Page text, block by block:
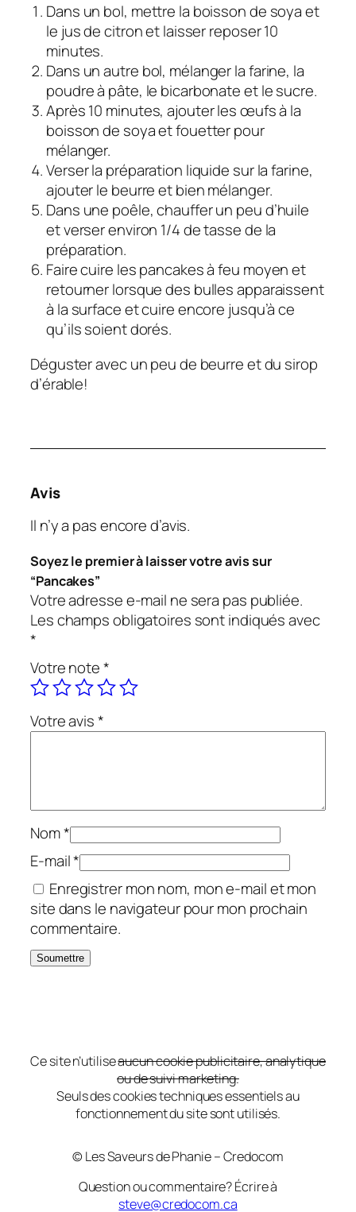
Dans un bol, mettre la boisson de soya et
le jus de citron et laisser reposer 10
minutes.
Dans un autre bol, mélanger la farine, la
poudre à pâte, le bicarbonate et le sucre.
Après 10 minutes, ajouter les œufs à la
boisson de soya et fouetter pour
mélanger.
Verser la préparation liquide sur la farine,
ajouter le beurre et bien mélanger.
Dans une poêle, chauffer un peu d’huile
et verser environ 1/4 de tasse de la
préparation.
Faire cuire les pancakes à feu moyen et
retourner lorsque des bulles apparaissent
à la surface et cuire encore jusqu’à ce
qu’ils soient dorés.
Déguster avec un peu de beurre et du sirop
d’érable!
Avis
Il n’y a pas encore d’avis.
Soyez le premier à laisser votre avis sur
“Pancakes”
Votre adresse e-mail ne sera pas publiée.
Les champs obligatoires sont indiqués avec
*
Votre note*
Votre avis*
Nom*
E-mail*
Enregistrer mon nom, mon e-mail et mon
site dans le navigateur pour mon prochain
commentaire.
Ce site n’utiliseaucun cookie publicitaire, analytique
ou de suivi marketing.
Seuls des cookies techniques essentiels au
fonctionnement du site sont utilisés.
© Les Saveurs de Phanie – Credocom
Question ou commentaire? Écrire à
steve@credocom.ca